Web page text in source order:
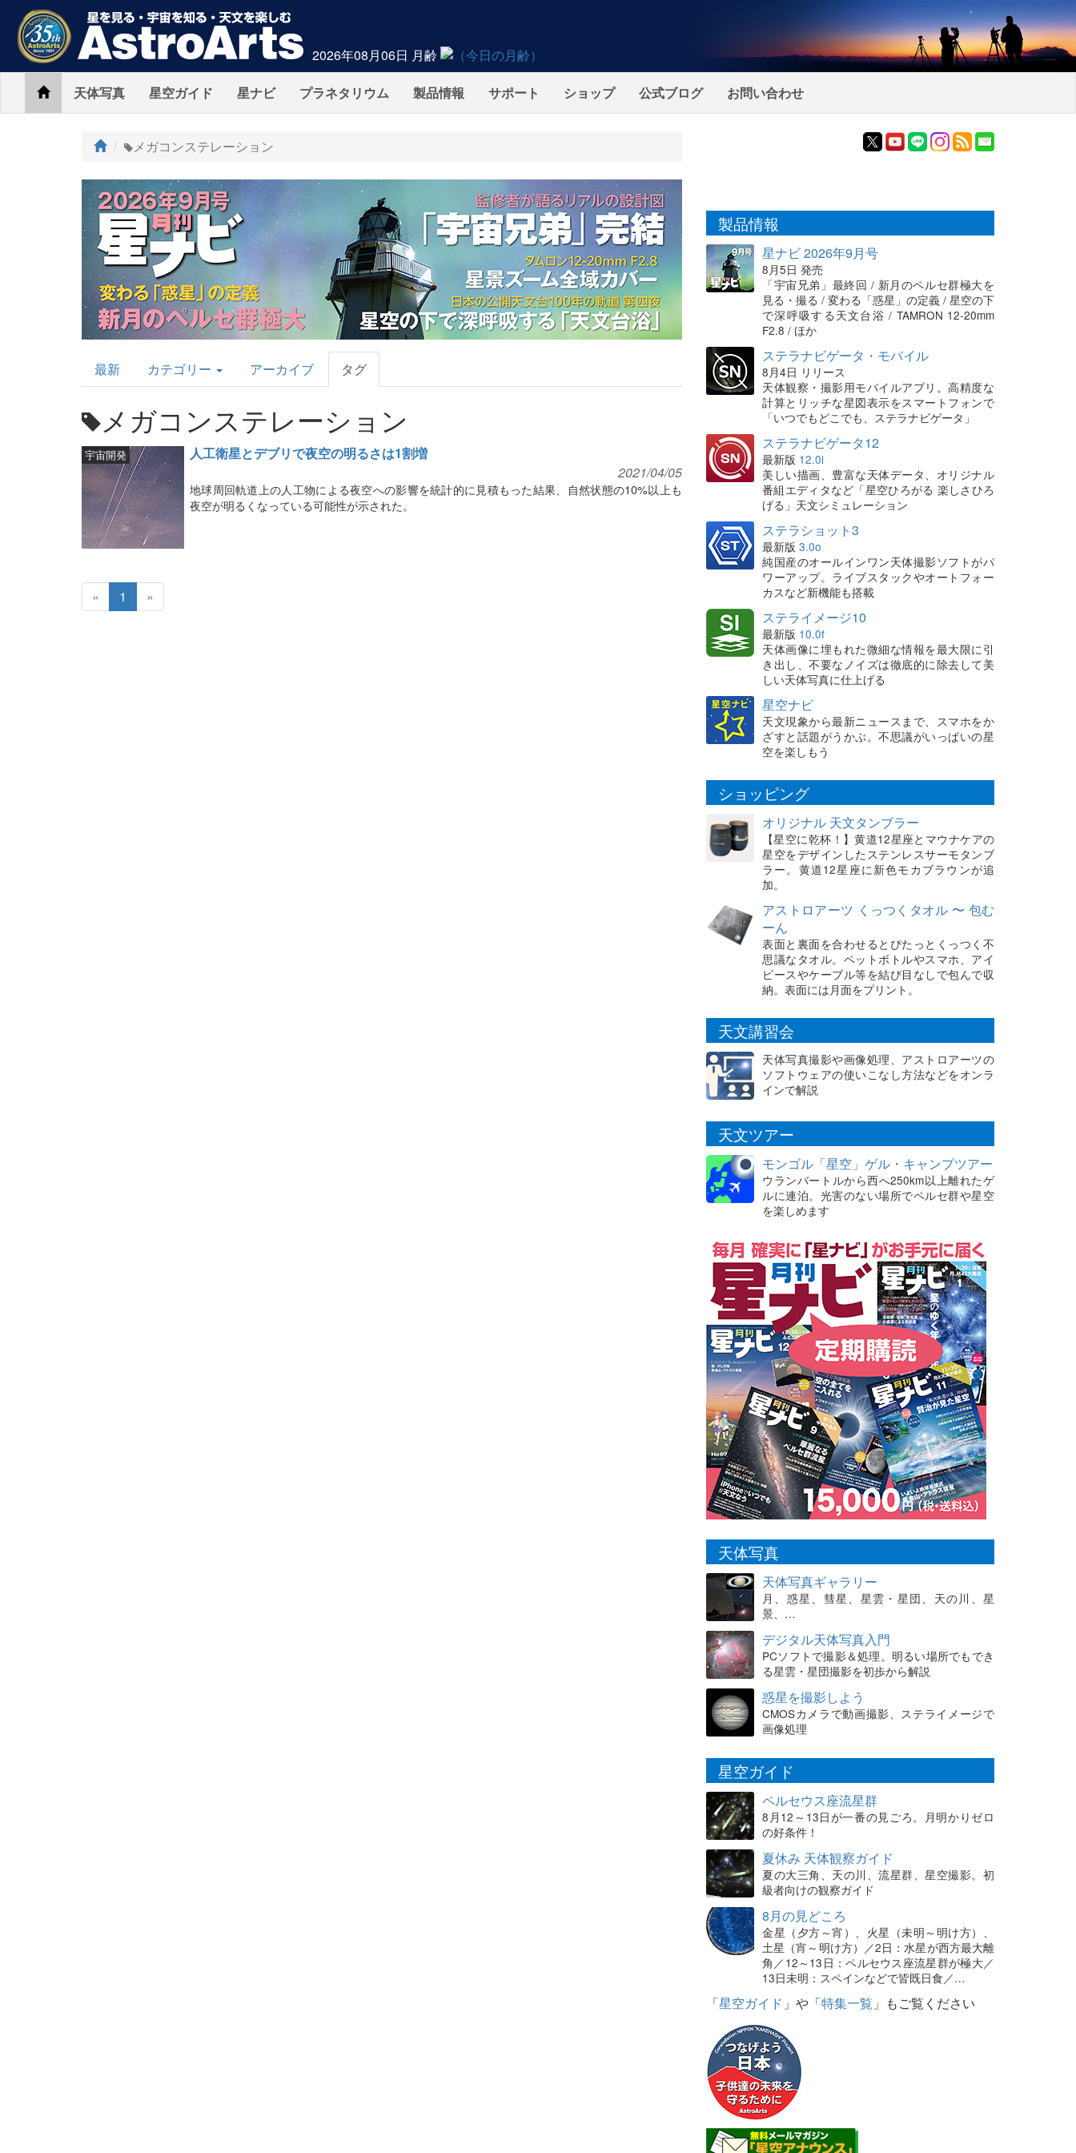
2026年08月06日 月齢
Home天体写真 星空ガイド 星ナビ プラネタリウム 製品情報 サポート ショップ 公式ブログ お問い合わせ
ト
プ
メガコンステレーション
AstroArts
Topics
最新 カテゴリー アーカイブ タグ
メガコンステレーション
人工衛星とデブリで夜空の明るさは1割増
宇宙開発
2021/04/05
地球周回軌道上の人工物による夜空への影響を統計的に見積もった結果、自然状態の10%以上も
夜空が明るくなっている可能性が示された。
« 1 »
製品情報
星ナビ 2026年9月号
8月5日 発売
「宇宙兄弟」最終回 / 新月のペルセ群極大を
見る・撮る / 変わる「惑星」の定義 / 星空の下
で深呼吸する天文台浴 / TAMRON 12-20mm
F2.8 / ほか
ステラナビゲータ・モバイル
8月4日 リリース
天体観察・撮影用モバイルアプリ。高精度な
計算とリッチな星図表示をスマートフォンで
「いつでもどこでも、ステラナビゲータ」
ステラナビゲータ12
最新版 12.0i
美しい描画、豊富な天体データ、オリジナル
番組エディタなど「星空ひろがる 楽しさひろ
げる」天文シミュレーション
ステラショット3
最新版 3.0o
純国産のオールインワン天体撮影ソフトがパ
ワーアップ。ライブスタックやオートフォー
カスなど新機能も搭載
ステライメージ10
最新版 10.0f
天体画像に埋もれた微細な情報を最大限に引
き出し、不要なノイズは徹底的に除去して美
しい天体写真に仕上げる
星空ナビ
天文現象から最新ニュースまで、スマホをか
ざすと話題がうかぶ。不思議がいっぱいの星
空を楽しもう
ショッピング
オリジナル 天文タンブラー
【星空に乾杯！】黄道12星座とマウナケアの
星空をデザインしたステンレスサーモタンブ
ラー。黄道12星座に新色モカブラウンが追
加。
アストロアーツ くっつくタオル 〜 包む
ーん
表面と裏面を合わせるとぴたっとくっつく不
思議なタオル。ペットボトルやスマホ、アイ
ピースやケーブル等を結び目なしで包んで収
納。表面には月面をプリント。
天文講習会
天体写真撮影や画像処理、アストロアーツの
ソフトウェアの使いこなし方法などをオンラ
インで解説
天文ツアー
モンゴル「星空」ゲル・キャンプツアー
ウランバートルから西へ250km以上離れたゲ
ルに連泊。光害のない場所でペルセ群や星空
を楽しめます
天体写真
天体写真ギャラリー
月、惑星、彗星、星雲・星団、天の川、星
景、…
デジタル天体写真入門
PCソフトで撮影＆処理。明るい場所でもでき
る星雲・星団撮影を初歩から解説
惑星を撮影しよう
CMOSカメラで動画撮影、ステライメージで
画像処理
星空ガイド
ペルセウス座流星群
8月12～13日が一番の見ごろ。月明かりゼロ
の好条件！
夏休み 天体観察ガイド
夏の大三角、天の川、流星群、星空撮影。初
級者向けの観察ガイド
8月の見どころ
金星（夕方～宵）、火星（未明～明け方）、
土星（宵～明け方）／2日：水星が西方最大離
角／12～13日：ペルセウス座流星群が極大／
13日未明：スペインなどで皆既日食／…
「星空ガイド 」や「特集一覧 」もご覧ください